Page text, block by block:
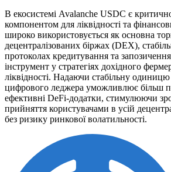
В екосистемі Avalanche USDC є
компонентом для ліквідності та
широко використовується як основна
децентралізованих біржах (DEX),
протоколах кредитування та
інструмент у стратегіях дохідного
ліквідності. Надаючи стабільну
цифрового леджера уможливлює більш
ефективні DeFi-додатки, стимулюючи
прийняття користувачами в усій
без ризику ринкової волатильності.